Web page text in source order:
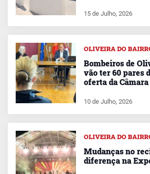
15 de Julho, 2026
OLIVEIRA DO
Bombeiros de
vão ter 60 pares
oferta da Câmara
10 de Julho, 2026
OLIVEIRA DO
Mudanças no
diferença na